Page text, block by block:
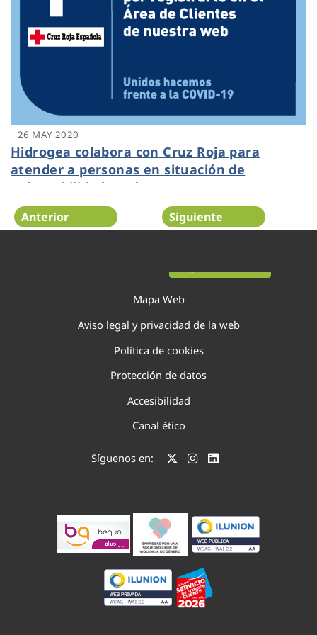
26 MAY 2020
Hidrogea colabora con Cruz Roja para
atender a personas en situación de
vulnerabilidad por la COVID-19
Anterior Siguiente
Mapa Web
Aviso legal y privacidad de la web
Política de cookies
Protección de datos
Accesibilidad
Canal ético
Síguenos en: